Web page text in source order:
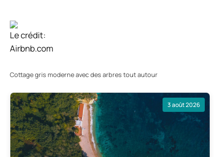
Le crédit:
Airbnb.com
Cottage gris moderne avec des arbres tout autour
3 août 2026